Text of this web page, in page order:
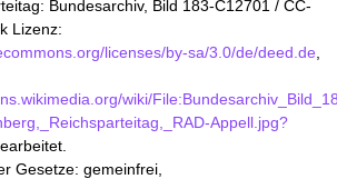
Bundesarchiv, Bild 183-C12701 / CC-
Lizenz:
licenses/by-sa/3.0/de/deed.de
wiki/
Appell.jpg?
Gesetze: gemeinfrei,